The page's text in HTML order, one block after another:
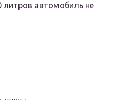
литров автомобиль не